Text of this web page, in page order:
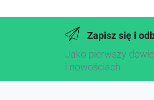
Zapisz się i
Jako pierwszy
i nowościach